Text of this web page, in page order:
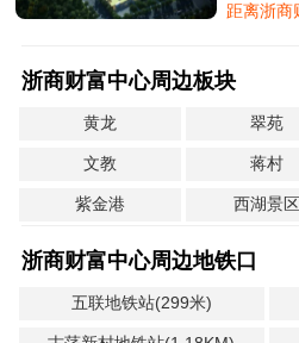
距离浙商
浙商财富中心周边板块
黄龙 翠苑
文教 蒋村
紫金港 西湖景区
浙商财富中心周边地铁口
五联地铁站(299米)